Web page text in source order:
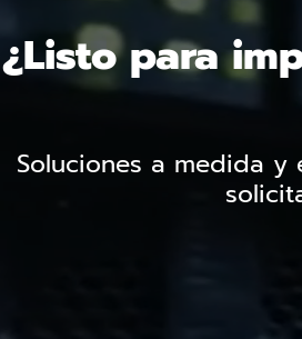
¿Listo para
Soluciones a medida y